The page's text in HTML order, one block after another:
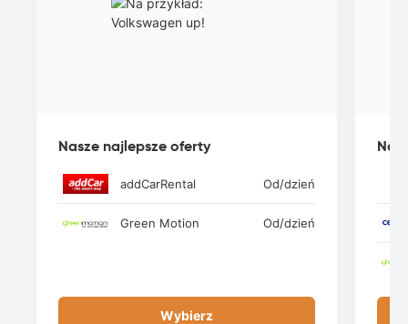
Nasze najlepsze oferty
addCarRental Od/dzień
Green Motion Od/dzień
Wybierz